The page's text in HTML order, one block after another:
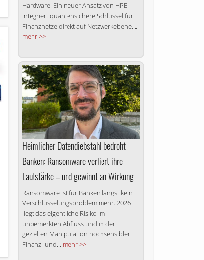
Hardware. Ein neuer Ansatz von HPE
integriert quantensichere Schlüssel für
Finanznetze direkt auf Netzwerkebene....
mehr >>
Heimlicher Datendiebstahl bedroht
Banken: Ransomware verliert ihre
Lautstärke – und gewinnt an Wirkung
Ransomware ist für Banken längst kein
Verschlüsselungsproblem mehr. 2026
liegt das eigentliche Risiko im
unbemerkten Abfluss und in der
gezielten Manipulation hochsensibler
Finanz- und... mehr >>